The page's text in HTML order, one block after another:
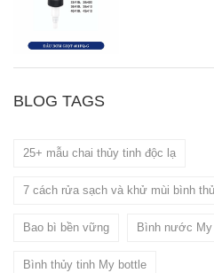
BLOG TAGS
25+ mẫu chai thủy tinh độc lạ
7 cách rửa sạch và khử mùi bình
Bao bì bền vững Bình nước
Bình thủy tinh My bottle